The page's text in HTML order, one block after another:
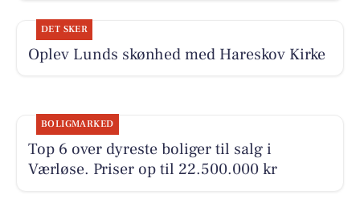
DET SKER
Oplev Lunds skønhed med Hareskov Kirke
BOLIGMARKED
Top 6 over dyreste boliger til salg i
Værløse. Priser op til 22.500.000 kr